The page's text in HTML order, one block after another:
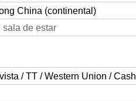
China (continental)
sala de estar
/ TT / Western Union / Cash